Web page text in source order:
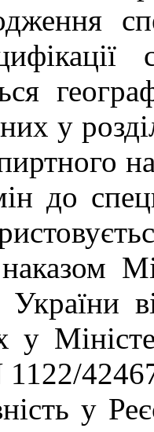
у
до
у
1122/
у